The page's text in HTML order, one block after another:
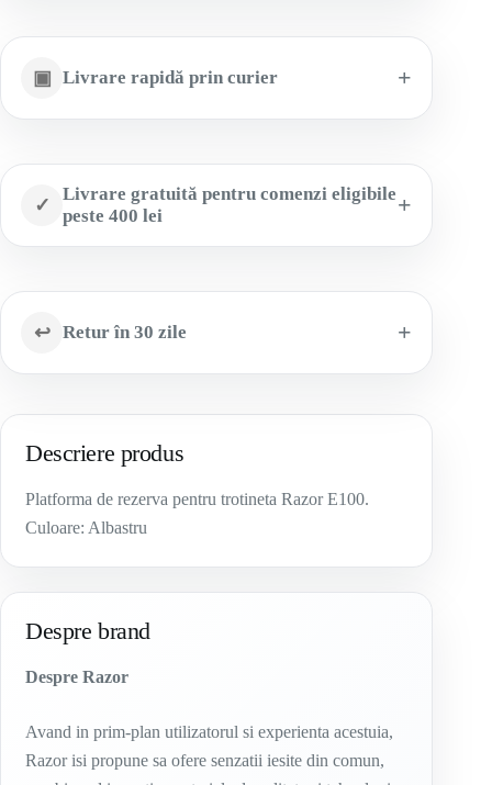
▣ Livrare rapidă prin curier
✓
Livrare gratuită pentru comenzi eligibile
peste 400 lei
↩ Retur în 30 zile
Descriere produs
Platforma de rezerva pentru trotineta Razor E100.
Culoare: Albastru
Despre brand
Despre Razor
Avand in prim-plan utilizatorul si experienta acestuia,
Razor isi propune sa ofere senzatii iesite din comun,